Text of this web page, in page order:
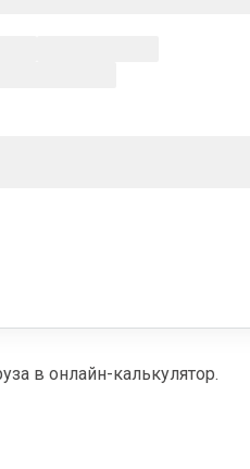
в онлайн-калькулятор.